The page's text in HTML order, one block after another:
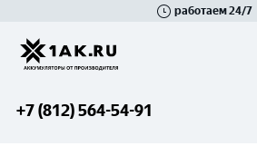
работаем 24/7
+7 (812) 564-54-91
Гатчина